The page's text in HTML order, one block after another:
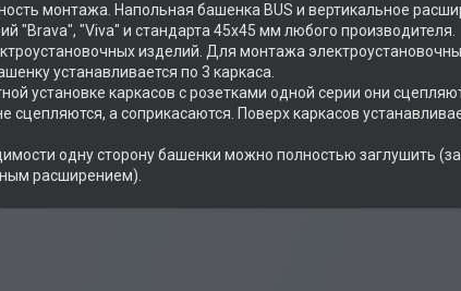
монтажа. Напольная башенка BUS и вертикальное
"Brava", "Viva" и стандарта 45х45 мм любого производителя.
изделий. Для монтажа
устанавливается по 3 каркаса.
установке каркасов с розетками одной серии они
сцепляются, а соприкасаются. Поверх каркасов
одну сторону башенки можно полностью заглушить
расширением).